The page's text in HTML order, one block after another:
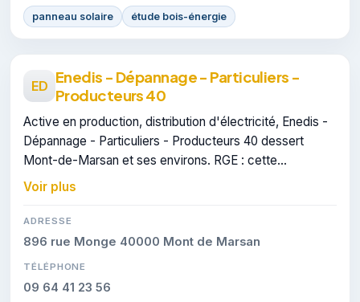
panneau solaire étude bois-énergie
ED Enedis - Dépannage - Particuliers -
Producteurs 40
Active en production, distribution d'électricité, Enedis -
Dépannage - Particuliers - Producteurs 40 dessert
Mont-de-Marsan et ses environs. RGE : cette
certification atteste du savoir-faire de l'entreprise.
Voir plus
ADRESSE
896 rue Monge 40000 Mont de Marsan
TÉLÉPHONE
09 64 41 23 56